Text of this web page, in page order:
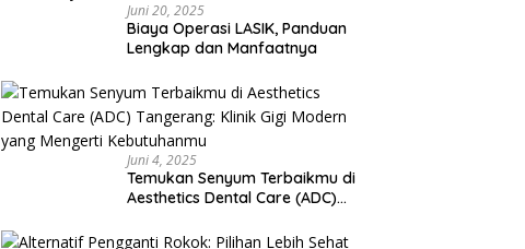
Juni 20, 2025
Biaya Operasi LASIK, Panduan
Lengkap dan Manfaatnya
Juni 4, 2025
Temukan Senyum Terbaikmu di
Aesthetics Dental Care (ADC)
yang Mengerti Kebutuhanmu